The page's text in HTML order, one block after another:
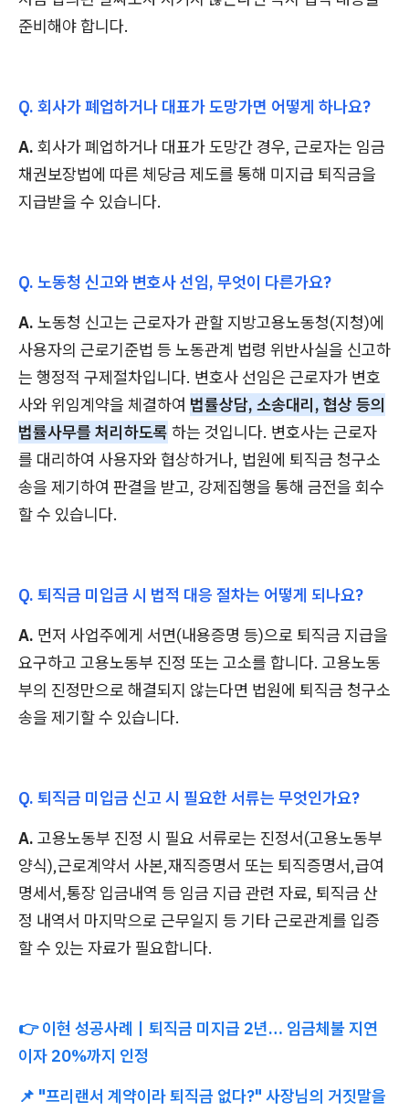
준비해야 합니다.
Q. 회사가 폐업하거나 대표가 도망가면 어떻게 하나요?
A. 회사가 폐업하거나 대표가 도망간 경우, 근로자는 임금
채권보장법에 따른 체당금 제도를 통해 미지급 퇴직금을
지급받을 수 있습니다.
Q. 노동청 신고와 변호사 선임, 무엇이 다른가요?
A. 노동청 신고는 근로자가 관할 지방고용노동청(지청)에
사용자의 근로기준법 등 노동관계 법령 위반사실을 신고하
는 행정적 구제절차입니다. 변호사 선임은 근로자가 변호
사와 위임계약을 체결하여 법률상담, 소송대리, 협상 등의
법률사무를 처리하도록 하는 것입니다. 변호사는 근로자
를 대리하여 사용자와 협상하거나, 법원에 퇴직금 청구소
송을 제기하여 판결을 받고, 강제집행을 통해 금전을 회수
할 수 있습니다.
Q. 퇴직금 미입금 시 법적 대응 절차는 어떻게 되나요?
A. 먼저 사업주에게 서면(내용증명 등)으로 퇴직금 지급을
요구하고 고용노동부 진정 또는 고소를 합니다. 고용노동
부의 진정만으로 해결되지 않는다면 법원에 퇴직금 청구소
송을 제기할 수 있습니다.
Q. 퇴직금 미입금 신고 시 필요한 서류는 무엇인가요?
A. 고용노동부 진정 시 필요 서류로는 진정서(고용노동부
양식),근로계약서 사본,재직증명서 또는 퇴직증명서,급여
명세서,통장 입금내역 등 임금 지급 관련 자료, 퇴직금 산
정 내역서 마지막으로 근무일지 등 기타 근로관계를 입증
할 수 있는 자료가 필요합니다.
👉 이현 성공사례｜퇴직금 미지급 2년… 임금체불 지연
이자 20%까지 인정
📌 "프리랜서 계약이라 퇴직금 없다?" 사장님의 거짓말을